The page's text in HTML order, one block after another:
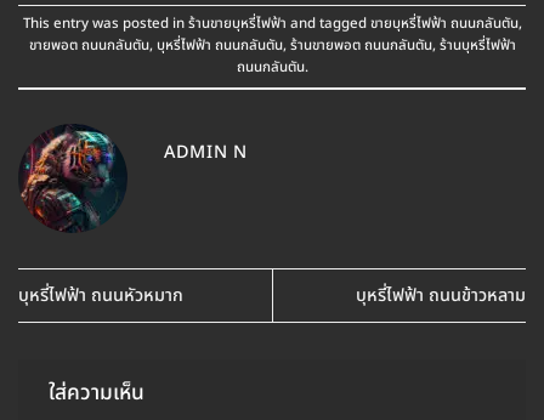
This entry was posted inร้านขายบุหรี่ไฟฟ้า and taggedขายบุหรี่ไฟฟ้า ถนนกลันตัน,
ขายพอต ถนนกลันตัน, บุหรี่ไฟฟ้า ถนนกลันตัน, ร้านขายพอต ถนนกลันตัน, ร้านบุหรี่ไฟฟ้า
ถนนกลันตัน.
ADMIN N
บุหรี่ไฟฟ้า ถนนหัวหมาก บุหรี่ไฟฟ้า ถนนข้าวหลาม
ใส่ความเห็น